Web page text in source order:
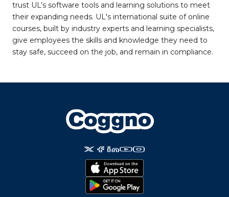
trust UL’s software tools and learning solutions to meet
their expanding needs. UL's international suite of online
courses, built by industry experts and learning specialists,
give employees the skills and knowledge they need to
stay safe, succeed on the job, and remain in compliance.